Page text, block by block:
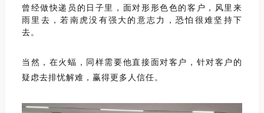
曾经做快递员的日子里，面对形形色色的客户，风里来
雨里去，若南虎没有强大的意志力，恐怕 很难坚持下
去。
当然，在火蝠，同样需要他直接面对客户，针对客户的
疑虑去排忧解难，赢得更多人信任。